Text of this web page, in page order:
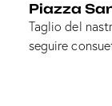
Piazza
Taglio del
seguire